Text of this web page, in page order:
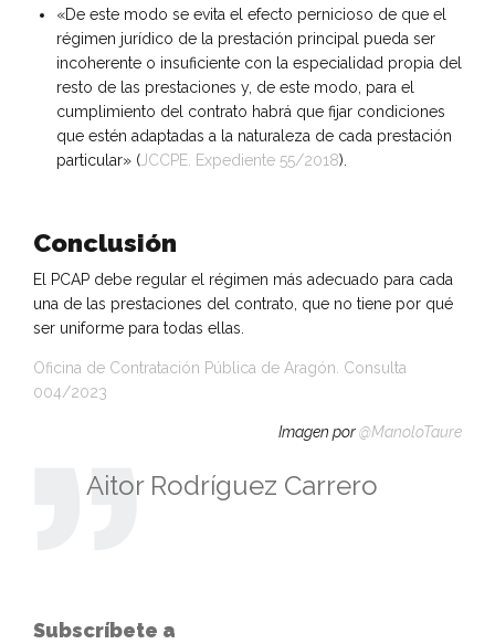
«De este modo se evita el efecto pernicioso de que el
régimen jurídico de la prestación principal pueda ser
incoherente o insuficiente con la especialidad propia del
resto de las prestaciones y, de este modo, para el
cumplimiento del contrato habrá que fijar condiciones
que estén adaptadas a la naturaleza de cada prestación
particular» ( JCCPE. Expediente 55/2018).
Conclusión
El PCAP debe regular el régimen más adecuado para cada
una de las prestaciones del contrato, que no tiene por qué
ser uniforme para todas ellas.
Oficina de Contratación Pública de Aragón. Consulta
004/2023
Imagen por@ManoloTaure
Aitor Rodríguez Carrero
Subscríbete a